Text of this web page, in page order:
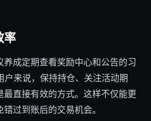
率
成定期查看奖励中心和公告的习
户来说，保持持仓、关注活动期
直接有效的方式。这样不仅能更
过到账后的交易机会。